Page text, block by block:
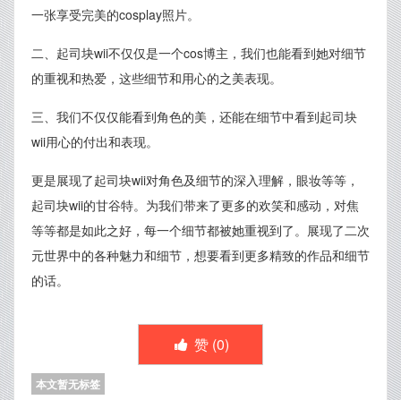
一张享受完美的cosplay照片。
二、起司块wii不仅仅是一个cos博主，我们也能看到她对细节
的重视和热爱，这些细节和用心的之美表现。
三、我们不仅仅能看到角色的美，还能在细节中看到起司块
wii用心的付出和表现。
更是展现了起司块wii对角色及细节的深入理解，眼妆等等，
起司块wii的甘谷特。为我们带来了更多的欢笑和感动，对焦
等等都是如此之好，每一个细节都被她重视到了。展现了二次
元世界中的各种魅力和细节，想要看到更多精致的作品和细节
的话。
赞 (0)
本文暂无标签